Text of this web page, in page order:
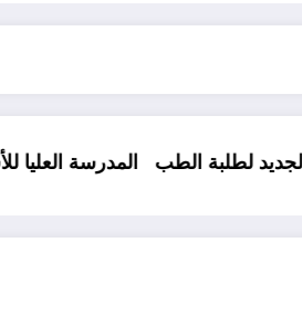
المدرسة العليا للأساتذة ”